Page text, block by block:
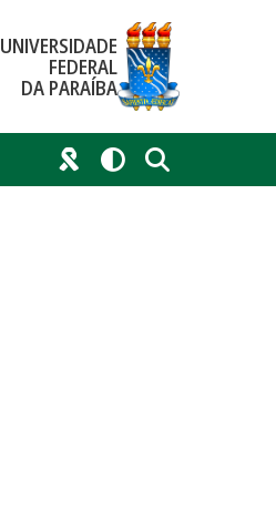
UNIVERSIDADE
FEDERAL
DA PARAÍBA